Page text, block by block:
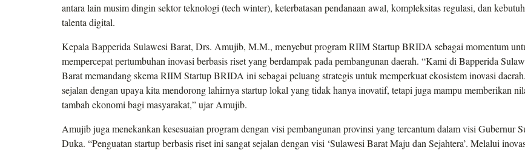
antara lain musim dingin sektor teknologi (tech winter), keterbatasan pendanaan awal, kompleksitas regulasi, dan
talenta digital.
Kepala Bapperida Sulawesi Barat, Drs. Amujib, M.M., menyebut program RIIM Startup BRIDA sebagai momentum
mempercepat pertumbuhan inovasi berbasis riset yang berdampak pada pembangunan daerah. “Kami di Bapperida
Barat memandang skema RIIM Startup BRIDA ini sebagai peluang strategis untuk memperkuat ekosistem inovasi
sejalan dengan upaya kita mendorong lahirnya startup lokal yang tidak hanya inovatif, tetapi juga mampu memberikan
tambah ekonomi bagi masyarakat,” ujar Amujib.
Amujib juga menekankan kesesuaian program dengan visi pembangunan provinsi yang tercantum dalam visi Gubernur
Duka. “Penguatan startup berbasis riset ini sangat sejalan dengan visi ‘Sulawesi Barat Maju dan Sejahtera’. Melalui